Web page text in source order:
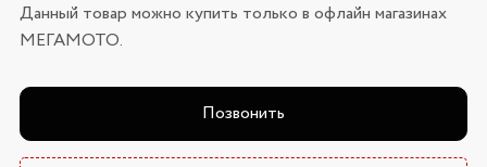
Данный товар можно купить только в офлайн магазинах
МЕГАМОТО.
Позвонить